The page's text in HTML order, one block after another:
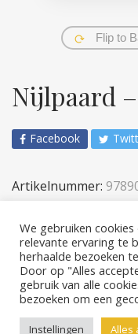
Flip to
Nijlpaard
Facebook
Artikelnummer:
We gebruiken
relevante ervaring te
herhaalde bezoeken
Door op "Alles
gebruik van alle
bezoeken om een
Instellingen Alles